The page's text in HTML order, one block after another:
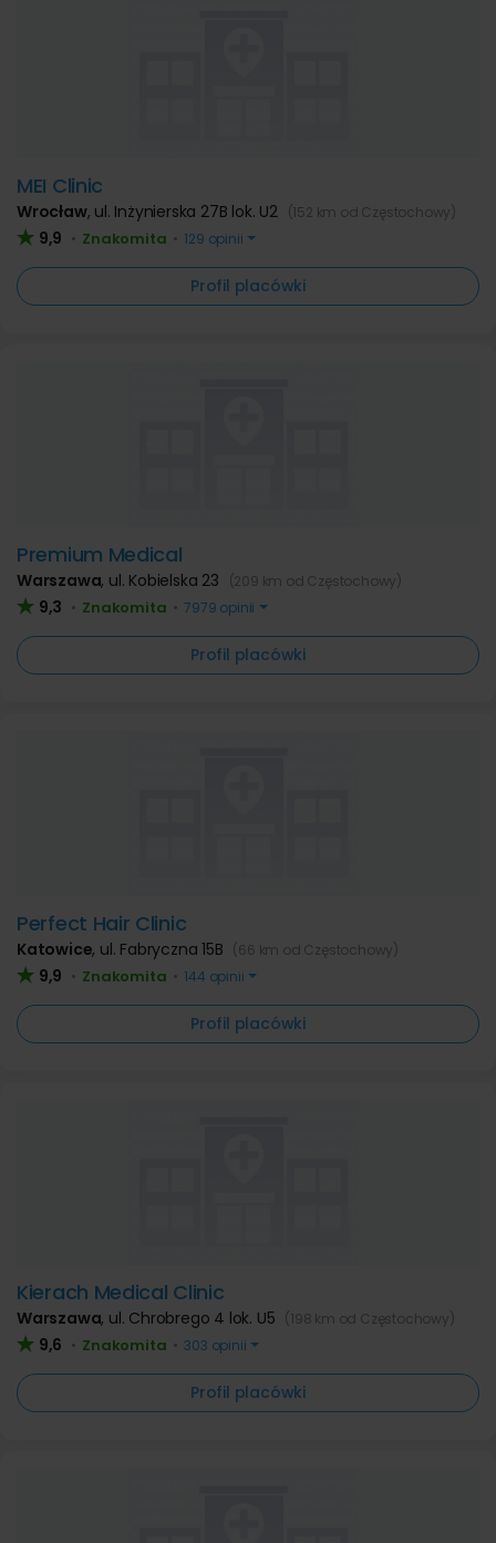
MEI Clinic
Wrocław, ul. Inżynierska 27B lok. U2 (152 km od Częstochowy)
9,9 • Znakomita • 129 opinii
Profil placówki
Premium Medical
Warszawa, ul. Kobielska 23 (209 km od Częstochowy)
9,3 • Znakomita • 7979 opinii
Profil placówki
Perfect Hair Clinic
Katowice, ul. Fabryczna 15B (66 km od Częstochowy)
9,9 • Znakomita • 144 opinii
Profil placówki
Kierach Medical Clinic
Warszawa, ul. Chrobrego 4 lok. U5 (198 km od Częstochowy)
9,6 • Znakomita • 303 opinii
Profil placówki